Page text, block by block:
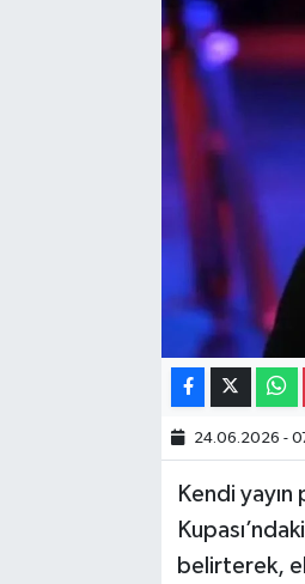
24.06.2026 -
Kendi
belirterek,